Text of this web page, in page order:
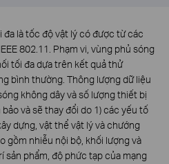
là tốc độ vật lý có được từ các
802.11. Phạm vi, vùng phủ sóng
tối đa dựa trên kết quả thử
bình thường. Thông lượng dữ liệu
không dây và số lượng thiết bị
và sẽ thay đổi do 1) các yếu tố
dựng, vật thể vật lý và chướng
gồm nhiễu nội bộ, khối lượng và
sản phẩm, độ phức tạp của mạng